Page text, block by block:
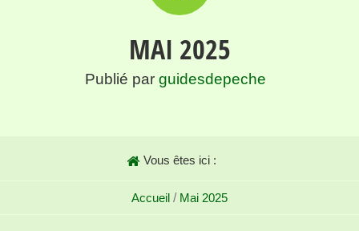
MAI 2025
Publié par guidesdepeche
Vous êtes ici :
Accueil / Mai 2025